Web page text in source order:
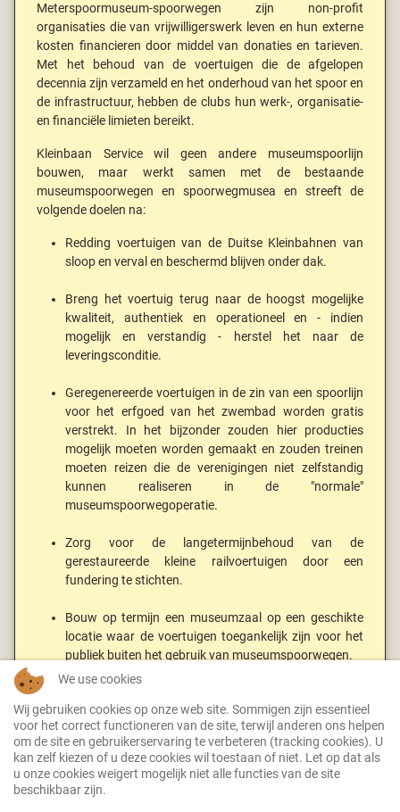
Meterspoormuseum-spoorwegen zijn non-profit
organisaties die van vrijwilligerswerk leven en hun externe
kosten financieren door middel van donaties en tarieven.
Met het behoud van de voertuigen die de afgelopen
decennia zijn verzameld en het onderhoud van het spoor en
de infrastructuur, hebben de clubs hun werk-, organisatie-
en financiële limieten bereikt.
Kleinbaan Service wil geen andere museumspoorlijn
bouwen, maar werkt samen met de bestaande
museumspoorwegen en spoorwegmusea en streeft de
volgende doelen na:
Redding voertuigen van de Duitse Kleinbahnen van
sloop en verval en beschermd blijven onder dak.
Breng het voertuig terug naar de hoogst mogelijke
kwaliteit, authentiek en operationeel en - indien
mogelijk en verstandig - herstel het naar de
leveringsconditie.
Geregenereerde voertuigen in de zin van een spoorlijn
voor het erfgoed van het zwembad worden gratis
verstrekt. In het bijzonder zouden hier producties
mogelijk moeten worden gemaakt en zouden treinen
moeten reizen die de verenigingen niet zelfstandig
kunnen realiseren in de "normale"
museumspoorwegoperatie.
Zorg voor de langetermijnbehoud van de
gerestaureerde kleine railvoertuigen door een
fundering te stichten.
Bouw op termijn een museumzaal op een geschikte
locatie waar de voertuigen toegankelijk zijn voor het
publiek buiten het gebruik van museumspoorwegen.
spoorwegen en ondersteun de clubs in projecten die
hun eigen middelen overschrijden.
Kleinbaan Service is lid van VDMT e. V.
We use cookies
Wij gebruiken cookies op onze web site. Sommigen zijn essentieel
voor het correct functioneren van de site, terwijl anderen ons helpen
om de site en gebruikerservaring te verbeteren (tracking cookies). U
kan zelf kiezen of u deze cookies wil toestaan of niet. Let op dat als
u onze cookies weigert mogelijk niet alle functies van de site
beschikbaar zijn.